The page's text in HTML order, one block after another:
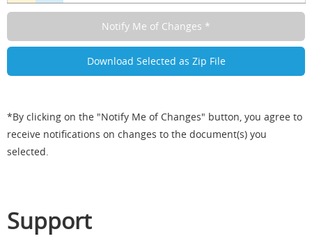
*By clicking on the "Notify Me of Changes" button, you agree to
receive notifications on changes to the document(s) you
selected.
Support